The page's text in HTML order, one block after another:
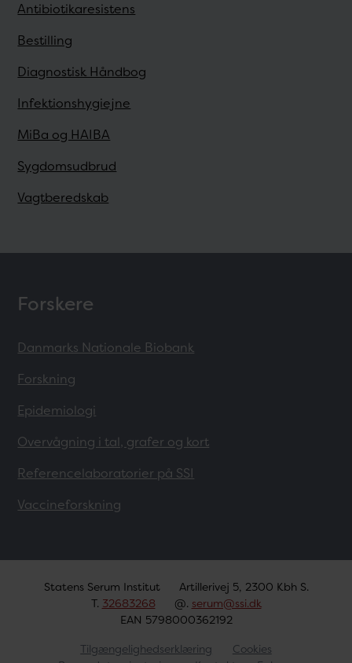
Antibiotikaresistens
Bestilling
Diagnostisk Håndbog
Infektionshygiejne
MiBa og HAIBA
Sygdomsudbrud
Vagtberedskab
Forskere
Danmarks Nationale Biobank
Forskning
Epidemiologi
Overvågning i tal, grafer og kort
Referencelaboratorier på SSI
Vaccineforskning
Statens Serum Institut
Artillerivej 5, 2300 Kbh S.
T. 32683268 @. serum@ssi.dk
EAN 5798000362192
Tilgængelighedserklæring
Cookies